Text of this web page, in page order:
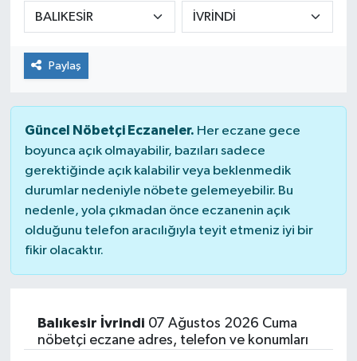
Paylaş
Güncel Nöbetçi Eczaneler. Her eczane gece
boyunca açık olmayabilir, bazıları sadece
gerektiğinde açık kalabilir veya beklenmedik
durumlar nedeniyle nöbete gelemeyebilir. Bu
nedenle, yola çıkmadan önce eczanenin açık
olduğunu telefon aracılığıyla teyit etmeniz iyi bir
fikir olacaktır.
Balıkesir İvrindi 07 Ağustos 2026 Cuma
nöbetçi eczane adres, telefon ve konumları
Dursunbey
Edremit
EĞİTİM
EKONOMİ
Erdek
Gömeç
Havran